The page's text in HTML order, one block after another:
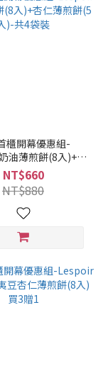
櫃開幕優惠組-
油薄煎餅(8入)+杏
餅(5入)-共4袋裝
NT$660
NT$880